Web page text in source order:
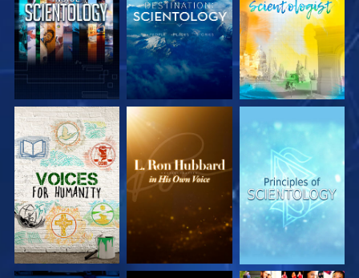
DÉCOUVRIR LES
SÉRIES
DÉCOUVRIR LES
SÉRIES
DÉCOUVRIR LES
SÉRIES